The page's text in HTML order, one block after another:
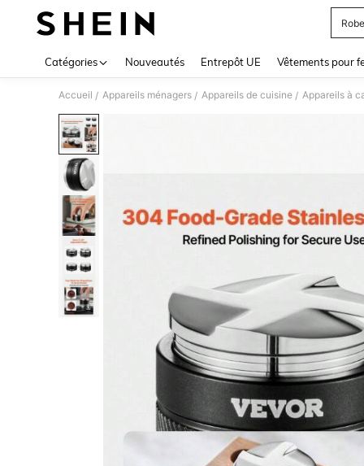
Catégories Nouveautés Entrepôt UE Vêtements pour
Accueil / Appareils ménagers / Appareils de cuisine / Appareils à